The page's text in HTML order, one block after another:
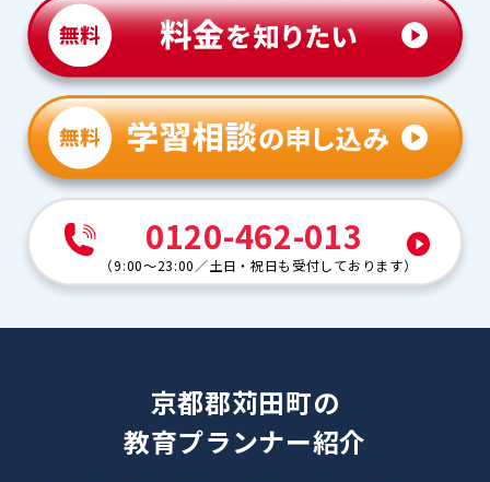
0120-462-013
（9:00～23:00 ／土日・祝日も受付しております）
京都郡苅田町の
教育プランナー紹介